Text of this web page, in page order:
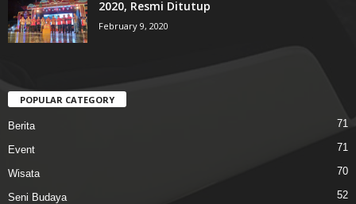
2020, Resmi Ditutup
February 9, 2020
POPULAR CATEGORY
Berita 71
Event 71
Wisata 70
Seni Budaya 52